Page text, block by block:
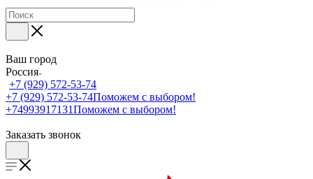
Ваш город
Россия
+7 (929) 572-53-74
+7 (929) 572-53-74Поможем с выбором!
+74993917131Поможем с выбором!
Заказать звонок